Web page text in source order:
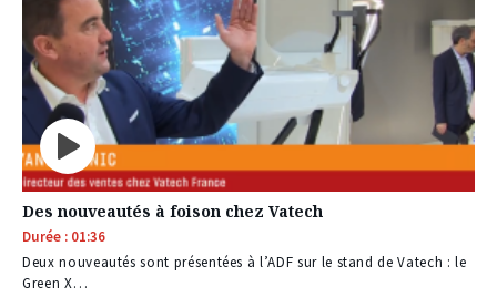
Des nouveautés à foison chez Vatech
Durée : 01:36
Deux nouveautés sont présentées à l’ADF sur le stand de Vatech : le
Green X…